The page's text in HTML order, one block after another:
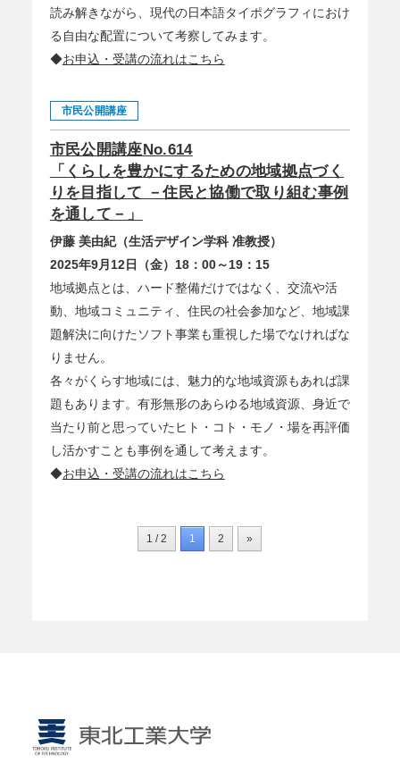
読み解きながら、現代の日本語タイポグラフィにおけ
る自由な配置について考察してみます。
◆お申込・受講の流れはこちら
市民公開講座
市民公開講座No.614
「くらしを豊かにするための地域拠点づく
りを目指して －住民と協働で取り組む事例
を通して－」
伊藤 美由紀（生活デザイン学科 准教授）
2025年9月12日（金）18：00～19：15
地域拠点とは、ハード整備だけではなく、交流や活
動、地域コミュニティ、住民の社会参加など、地域課
題解決に向けたソフト事業も重視した場でなければな
りません。
各々がくらす地域には、魅力的な地域資源もあれば課
題もあります。有形無形のあらゆる地域資源、身近で
当たり前と思っていたヒト・コト・モノ・場を再評価
し活かすことも事例を通して考えます。
◆お申込・受講の流れはこちら
1 / 2 1 2 »